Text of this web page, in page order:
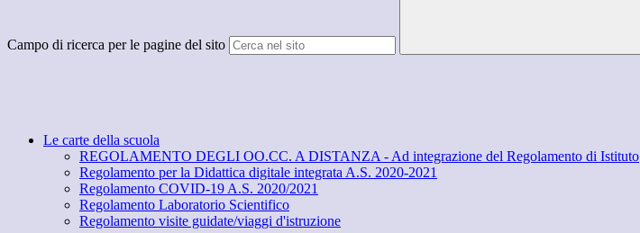
Campo di ricerca per le pagine del sito
Le carte della scuola
REGOLAMENTO DEGLI OO.CC. A DISTANZA - Ad integrazione del Regolamento di Istituto
Regolamento per la Didattica digitale integrata A.S. 2020-2021
Regolamento COVID-19 A.S. 2020/2021
Regolamento Laboratorio Scientifico
Regolamento visite guidate/viaggi d'istruzione